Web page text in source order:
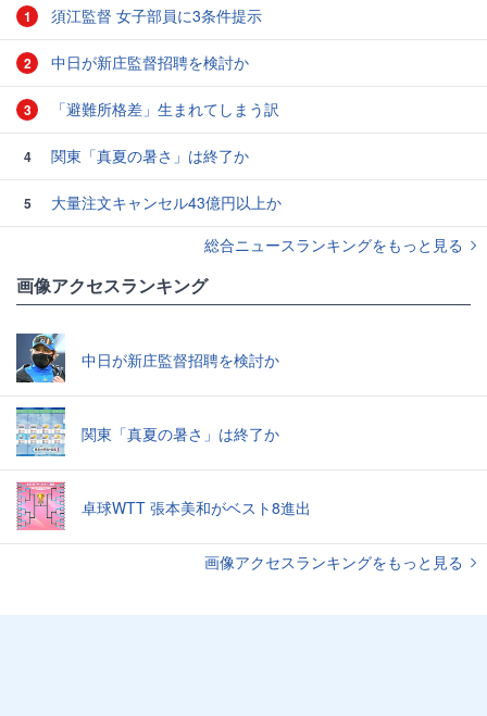
1 須江監督 女子部員に3条件提示
2 中日が新庄監督招聘を検討か
3 「避難所格差」生まれてしまう訳
4 関東「真夏の暑さ」は終了か
5
大量注文キャンセル43億円以上か
総合ニュースランキングをもっと見る
画像アクセスランキング
中日が新庄監督招聘を検討か
関東「真夏の暑さ」は終了か
卓球WTT 張本美和がベスト8進出
画像アクセスランキングをもっと見る